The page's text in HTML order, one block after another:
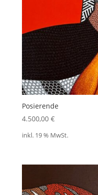
Posierende
4.500,00 €
inkl. 19 % MwSt.